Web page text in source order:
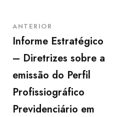
ANTERIOR
Informe Estratégico
– Diretrizes sobre a
emissão do Perfil
Profissiográfico
Previdenciário em